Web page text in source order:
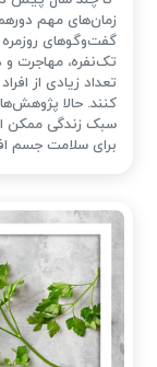
زمان‌های مهم
گفت‌وگوهای
تک‌نفره، مهاجرت
تعداد زیادی از
کنند. حالا
سبک زندگی ممکن
برای سلامت جسم